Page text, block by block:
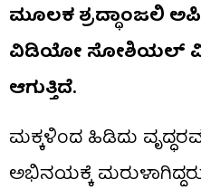
ಮೂಲಕ ಶ್ರದ್ಧಾಂಜಲಿ
ವಿಡಿಯೋ ಸೋಶಿಯಲ್​
ಆಗುತ್ತಿದೆ.
ಮಕ್ಕಳಿಂದ ಹಿಡಿದು
ಅಭಿನಯಕ್ಕೆ